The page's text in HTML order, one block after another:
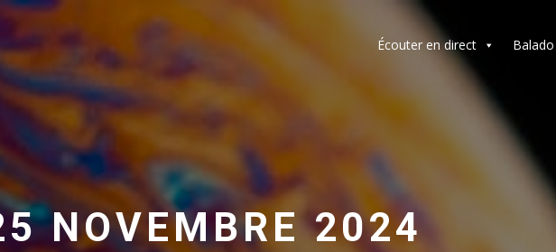
Écouter en direct Balado
NOVEMBRE 2024